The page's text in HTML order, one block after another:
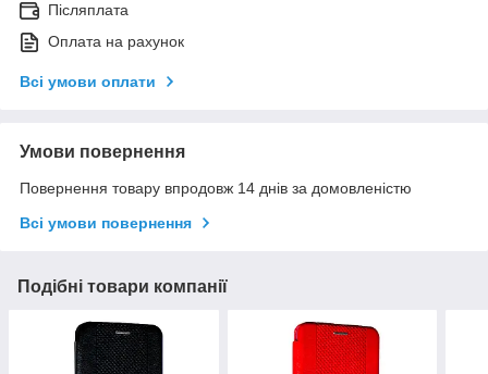
Післяплата
Оплата на рахунок
Всі умови оплати
Умови повернення
Повернення товару впродовж 14 днів за домовленістю
Всі умови повернення
Подібні товари компанії